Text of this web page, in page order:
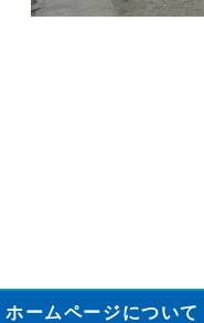
ホームページについて